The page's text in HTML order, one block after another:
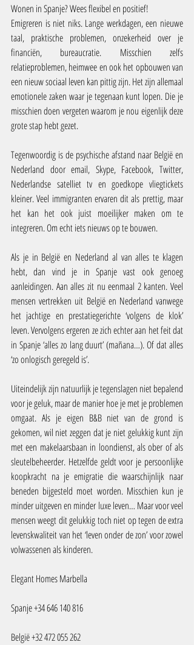
Wonen in Spanje? Wees flexibel en positief!
Emigreren is niet niks. Lange werkdagen, een nieuwe
taal, praktische problemen, onzekerheid over je
financiën, bureaucratie. Misschien zelfs
relatieproblemen, heimwee en ook het opbouwen van
een nieuw sociaal leven kan pittig zijn. Het zijn allemaal
emotionele zaken waar je tegenaan kunt lopen. Die je
misschien doen vergeten waarom je nou eigenlijk deze
grote stap hebt gezet.
Tegenwoordig is de psychische afstand naar België en
Nederland door email, Skype, Facebook, Twitter,
Nederlandse satelliet tv en goedkope vliegtickets
kleiner. Veel immigranten ervaren dit als prettig, maar
het kan het ook juist moeilijker maken om te
integreren. Om echt iets nieuws op te bouwen.
Als je in België en Nederland al van alles te klagen
hebt, dan vind je in Spanje vast ook genoeg
aanleidingen. Aan alles zit nu eenmaal 2 kanten. Veel
mensen vertrekken uit België en Nederland vanwege
het jachtige en prestatiegerichte ‘volgens de klok’
leven. Vervolgens ergeren ze zich echter aan het feit dat
in Spanje ‘alles zo lang duurt’ (mañana…). Of dat alles
‘zo onlogisch geregeld is’.
Uiteindelijk zijn natuurlijk je tegenslagen niet bepalend
voor je geluk, maar de manier hoe je met je problemen
omgaat. Als je eigen B&B niet van de grond is
gekomen, wil niet zeggen dat je niet gelukkig kunt zijn
met een makelaarsbaan in loondienst, als ober of als
sleutelbeheerder. Hetzelfde geldt voor je persoonlijke
koopkracht na je emigratie die waarschijnlijk naar
beneden bijgesteld moet worden. Misschien kun je
minder uitgeven en minder luxe leven… Maar voor veel
mensen weegt dit gelukkig toch niet op tegen de extra
levenskwaliteit van het ‘leven onder de zon’ voor zowel
volwassenen als kinderen.
Elegant Homes Marbella
Spanje +34 646 140 816
België +32 472 055 262